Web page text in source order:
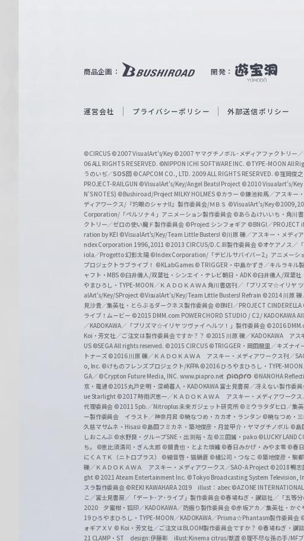
W
i
c
h
w
a
r
z
商品企画： 開発：
運営会社 プライバシーポリシー 外部送信ポリシー
©CIRCUS ©2007 VisualArt's/Key ©2007 ヤマグチノボル･メディアファクトリー
06 ALL RIGHTS RESERVED. ©NIPPON ICHI SOFTWARE INC. ©TYPE-MOON All
うのいぢ／SOS団 ©CAPCOM CO., LTD. 2009 ALL RIGHTS RESERVED. ©窪岡俊之
PROJECT-RAILGUN ©VisualArt's/Key/Angel Beats! Project ©2010 Visualart's/Key
N'S NOTES) ©Bushiroad/Project MILKY HOLMES ©カラー ©鎌池和馬／アスキー
ディアワークス/『灼眼のシャナII』製作委員会/ＭＢＳ ©VisualArt's/Key
Corporation/「ペルソナ４」アニメーション製作委員会 ©あらゐけいいち・角川
クトリー／ゼロの使い魔Ｆ製作委員会 ©Project シンフォギア ©BNGI／PROJECT
ration by KEI ©VisualArt's/Key/Team Little Busters! ©川原 礫／アスキー・メディ
ndex Corporation 1996,2011 ©2013 CIRCUS/D.C.III製作委員会 ©オケアノス／
iola／Progetto 幻影太陽 ©Index Corporation/「デビルサバイバー2」アニメーシ
プロジェクトラブライブ！ ©KLabGames © TRIGGER・中島かずき／キルラキル
ャフト・MBS ©臼井儀人/双葉社・シンエイ・テレビ朝日・ADK ©臼井儀人/双葉社
やまひろし・TYPE-MOON／ＫＡＤＯＫＡＷＡ 角川書店刊／「プリズマ☆イリヤ
alArt's/Key/SProject ©VisualArt's/Key/Team Little Busters! Refrain ©2014 川原 礫
見沙貴／集英社・とらぶるダークネス製作委員会 ©BNEI／PROJECT
ライブ！ムービー ©2015 DMM.com POWERCHORD STUDIO / C2 / KADOKAWA
／KADOKAWA／「プリズマ☆イリヤ ツヴァイ ヘルツ！」製作委員会 ©2016
Koi・芳文社／ご注文は製作委員会ですか？？ ©2015 川原 礫／KADOKAWA アス
US ©SEGA All rights reserved. ©2015 CIRCUS ©TRIGGER・岡田麿里／キズナイ
トナーズ©2016 川原 礫／ＫＡＤＯＫＡＷＡ アスキー・メディアワークス刊／
o, Inc. ©けものフレンズプロジェクト/KFPA ©2016 ひろやまひろし・TYPE-
GA／ ©Crypton Future Media, INC. www.piapro.net
©NANOHA
京・電通 ©2015丸戸史明・深崎暮人・KADOKAWA 富士見書房／冴えない製作委
ue Starlight ©2017 時雨沢恵一／ＫＡＤＯＫＡＷＡ アスキー・メディアワーク
代理委員会 ©2011 5pb.／Nitroplus 未来ガジェット研究所 ©ミウラタダヒロ／集
ー製作委員会 イラスト／神奈月昇 ©暁なつめ・カカオ・ランタン ©暁なつめ・
久慈マサムネ・Hisasi ©島田フミカネ・築地俊彦・月並甲介・ヤマグチノボル ©島
しおこんぶ ©水野良・グループSNE・出渕裕・左 ©三田誠・pako ©LUCKY LAND
ち。
©恵比須清司・ぎん太郎 ©鏡貴也・とよた瑣織 ©春日みかげ・みやま零 ©春
にくＡＴＫ（ニトロプラス） ©細音啓・猫鍋蒼 ©橘公司・つなこ ©築地俊彦・駒
礫／ＫＡＤＯＫＡＷＡ アスキー・メディアワークス／SAO-A Project ©2018 鴨志
ght © 2021 Ateam Entertainment Inc. ©Tokyo Broadcasting System Television,
スラ製作委員会 ©REKI KAWAHARA 2019 illust：abec ©AZONE
こ／富士見書房／「デート･ア･ライブ」製作委員会©春場ねぎ・講談社／「五等分
2020 夕蜜柑・狐印／KADOKAWA／防振り製作委員会 ©赤坂アカ／集英社・かぐ
19 ひろやまひろし・TYPE-MOON／KADOKAWA／Prisma☆Phantasm製作委員会
ォギアＸＶ © Koi・芳文社／ご注文はBLOOM製作委員会ですか？ ©春場ねぎ・講
21 CLAMP・ST design:伊藤彰 illust:Kinema citrus/獣道 ©理不尽な孫の手/MF